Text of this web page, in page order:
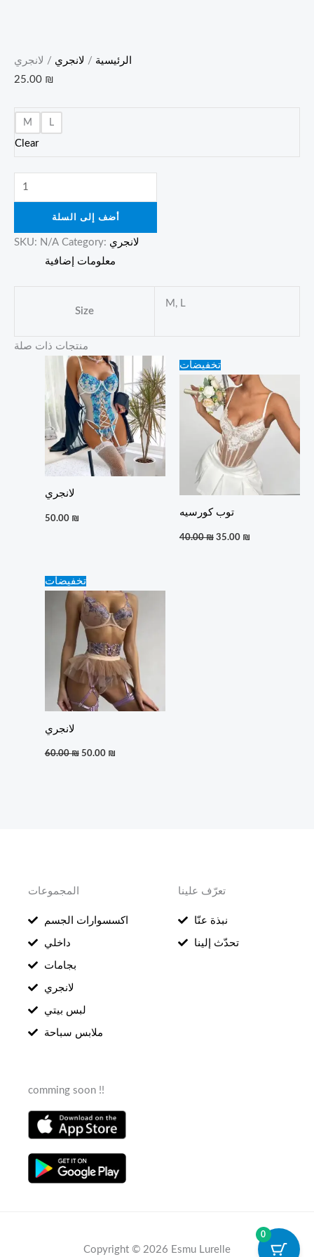
الرئيسية / لانجري / لانجري
25.00 ₪
M L
Clear
أضف إلى السلة
SKU: N/A Category: لانجري
معلومات إضافية
Size
M, L
منتجات ذات صلة
لانجري
50.00 ₪
تخفيضات
توب كورسيه
40.00₪
Original
price
was:
40.00 ₪.
35.00 ₪
35.00 ₪.
تخفيضات
لانجري
60.00₪
Original
price
was:
60.00 ₪.
50.00 ₪
price
is:
50.00 ₪.
المجموعات
اكسسوارات الجسم
داخلي
بجامات
لانجري
لبس بيتي
ملابس سباحة
تعرّف علينا
نبذة عنّا
تحدّث إلينا
comming soon !!
Copyright © 2026 Esmu Lurelle
0